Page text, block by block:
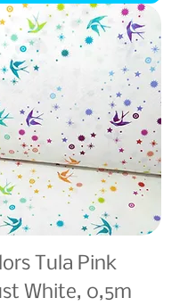
Tula Pink
White, 0,5m